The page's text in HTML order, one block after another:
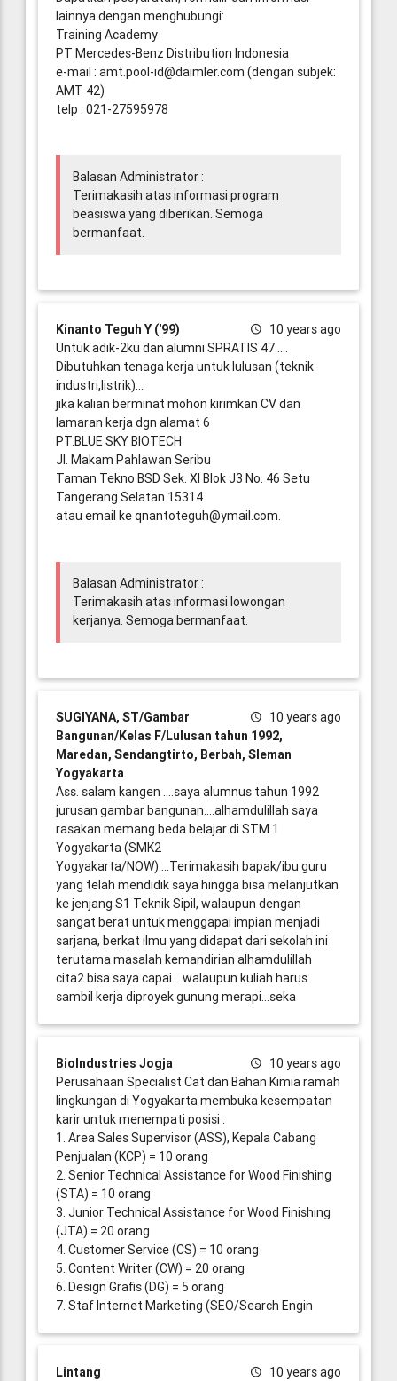
lainnya dengan menghubungi:
Training Academy
PT Mercedes-Benz Distribution Indonesia
e-mail : amt.pool-id@daimler.com (dengan subjek:
AMT 42)
telp : 021-27595978
Balasan Administrator :
Terimakasih atas informasi program
beasiswa yang diberikan. Semoga
bermanfaat.
10 years ago
Kinanto Teguh Y ('99)
Untuk adik-2ku dan alumni SPRATIS 47.....
Dibutuhkan tenaga kerja untuk lulusan (teknik
industri,listrik)...
jika kalian berminat mohon kirimkan CV dan
lamaran kerja dgn alamat 6
PT.BLUE SKY BIOTECH
Jl. Makam Pahlawan Seribu
Taman Tekno BSD Sek. XI Blok J3 No. 46 Setu
Tangerang Selatan 15314
atau email ke qnantoteguh@ymail.com.
Balasan Administrator :
Terimakasih atas informasi lowongan
kerjanya. Semoga bermanfaat.
10 years ago
SUGIYANA, ST/Gambar
Bangunan/Kelas F/Lulusan tahun 1992,
Maredan, Sendangtirto, Berbah, Sleman
Yogyakarta
Ass. salam kangen ....saya alumnus tahun 1992
jurusan gambar bangunan....alhamdulillah saya
rasakan memang beda belajar di STM 1
Yogyakarta (SMK2
Yogyakarta/NOW)....Terimakasih bapak/ibu guru
yang telah mendidik saya hingga bisa melanjutkan
ke jenjang S1 Teknik Sipil, walaupun dengan
sangat berat untuk menggapai impian menjadi
sarjana, berkat ilmu yang didapat dari sekolah ini
terutama masalah kemandirian alhamdulillah
cita2 bisa saya capai....walaupun kuliah harus
sambil kerja diproyek gunung merapi...seka
10 years ago
BioIndustries Jogja
Perusahaan Specialist Cat dan Bahan Kimia ramah
lingkungan di Yogyakarta membuka kesempatan
karir untuk menempati posisi :
1. Area Sales Supervisor (ASS), Kepala Cabang
Penjualan (KCP) = 10 orang
2. Senior Technical Assistance for Wood Finishing
(STA) = 10 orang
3. Junior Technical Assistance for Wood Finishing
(JTA) = 20 orang
4. Customer Service (CS) = 10 orang
5. Content Writer (CW) = 20 orang
6. Design Grafis (DG) = 5 orang
7. Staf Internet Marketing (SEO/Search Engin
10 years ago
Lintang